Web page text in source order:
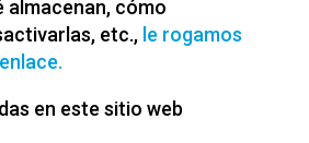
almacenan, cómo
etc., le rogamos
en este sitio web